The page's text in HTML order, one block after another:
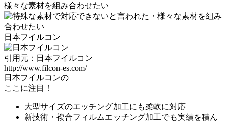
様々な素材を組み合わせたい
日本フイルコン
引用元：日本フイルコン
http://www.filcon-es.com/
日本フイルコンの
ここに注目！
大型サイズのエッチング加工にも柔軟に対応
新技術・複合フィルムエッチング加工でも実績を積ん